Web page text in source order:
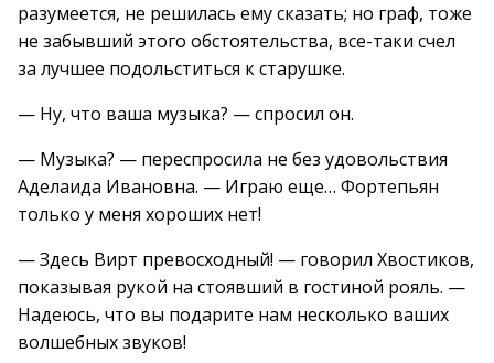
разумеется, не решилась ему сказать; но граф, тоже
не забывший этого обстоятельства, все-таки счел
за лучшее подольститься к старушке.
— Ну, что ваша музыка? — спросил он.
— Музыка? — переспросила не без удовольствия
Аделаида Ивановна. — Играю еще… Фортепьян
только у меня хороших нет!
— Здесь Вирт превосходный! — говорил Хвостиков,
показывая рукой на стоявший в гостиной рояль. —
Надеюсь, что вы подарите нам несколько ваших
волшебных звуков!